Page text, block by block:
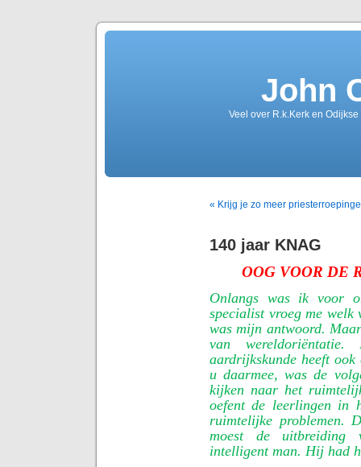
John
Veel over R.k.Kerk en
« Krijg je zo meer
140 jaar KNAG
OOG VOOR DE
Onlangs was ik voor
specialist vroeg me welk
was mijn antwoord.
van
aardrijkskunde heeft ook
u daarmee, was de
kijken naar het
oefent de leerlingen in
ruimtelijke problemen.
moest de uitbreiding
intelligent man. Hij had